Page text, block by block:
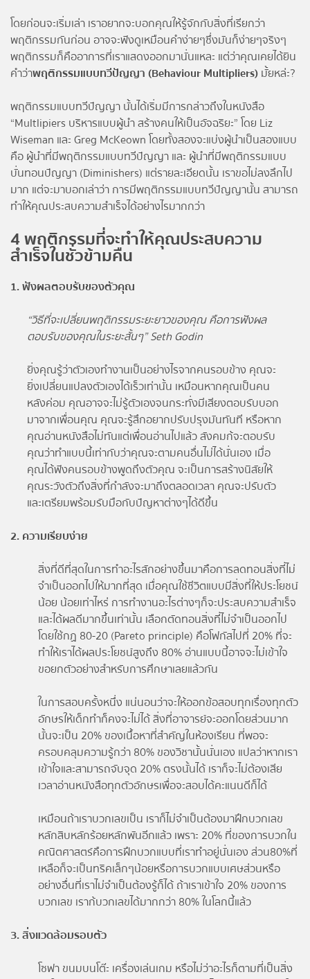
โดยก่อนจะเริ่มเล่า เราอยากจะบอกคุณให้รู้จักกับสิ่งที่เรียกว่า
พฤติกรรมกันก่อน อาจจะฟังดูเหมือนคำง่ายๆซึ่งมันก็ง่ายๆจริงๆ
พฤติกรรมก็คืออาการที่เราแสดงออกมานั่นแหละ แต่ว่าคุณเคยได้ยิน
คำว่าพฤติกรรมแบบทวีปัญญา (Behaviour Multipliers)มั้ยหล่ะ?
พฤติกรรมแบบทวีปัญญา นั้นได้เริ่มมีการกล่าวถึงในหนังสือ
“Multlipiers บริหารแบบผู้นำ สร้างคนให้เป็นอัจฉริยะ” โดย Liz
Wiseman และ Greg McKeown โดยทั้งสองจะแบ่งผู้นำเป็นสองแบบ
คือ ผู้นำที่มีพฤติกรรมแบบทวีปัญญา และ ผู้นำที่มีพฤติกรรมแบบ
บั่นทอนปัญญา (Diminishers) แต่รายละเอียดนั้น เราขอไม่ลงลึกไป
มาก แต่จะมาบอกเล่าว่า การมีพฤติกรรมแบบทวีปัญญานั้น สามารถ
ทำให้คุณประสบความสำเร็จได้อย่างไรมากกว่า
4 พฤติกรรมที่จะทำให้คุณประสบความ
สำเร็จในชั่วข้ามคืน
1. ฟังผลตอบรับของตัวคุณ
“วิธีที่จะเปลี่ยนพฤติกรรมระยะยาวของคุณ คือการฟังผล
ตอบรับของคุณในระยะสั้นๆ” Seth Godin
ยิ่งคุณรู้ว่าตัวเองทำงานเป็นอย่างไรจากคนรอบข้าง คุณจะ
ยิ่งเปลี่ยนแปลงตัวเองได้เร็วเท่านั้น เหมือนหากคุณเป็นคน
หลังค่อม คุณอาจจะไม่รู้ตัวเองจนกระทั่งมีเสียงตอบรับบอก
มาจากเพื่อนคุณ คุณจะรู้สึกอยากปรับปรุงมันทันที หรือหาก
คุณอ่านหนังสือไม่ทันแต่เพื่อนอ่านไปแล้ว สังคมก้จะตอบรับ
คุณว่าทำแบบนี้เท่ากับว่าคุณจะตามคนอื่นไม่ได้นั่นเอง เมื่อ
คุณได้ฟังคนรอบข้างพูดถึงตัวคุณ จะเป็นการสร้างนิสัยให้
คุณระวังตัวถึงสิ่งที่กำลังจะมาถึงตลอดเวลา คุณจะปรับตัว
และเตรียมพร้อมรับมือกับปัญหาต่างๆได้ดีขึ้น
2. ความเรียบง่าย
สิ่งที่ดีที่สุดในการทำอะไรสักอย่างขึ้นมาคือการลดทอนสิ่งที่ไม่
จำเป็นออกไปให้มากที่สุด เมื่อคุณใช้ชีวิตแบบมีสิ่งที่ให้ประโยชน์
น้อย น้อยเท่าไหร่ การทำงานอะไรต่างๆก็จะประสบความสำเร็จ
และได้ผลดีมากขึ้นเท่านั้น เลือกตัดทอนสิ่งที่ไม่จำเป็นออกไป
โดยใช้กฏ 80-20 (Pareto principle) คือโฟกัสไปที่ 20% ที่จะ
ทำให้เราได้ผลประโยชน์สูงถึง 80% อ่านแบบนี้อาจจะไม่เข้าใจ
ขอยกตัวอย่างสำหรับการศึกษาเลยแล้วกัน
ในการสอบครั้งหนึ่ง แน่นอนว่าจะให้ออกข้อสอบทุกเรื่องทุกตัว
อักษรให้เด็กทำก็คงจะไม่ได้ สิ่งที่อาจารย์จะออกโดยส่วนมาก
นั้นจะเป็น 20% ของเนื้อหาที่สำคัญในห้องเรียน ที่พอจะ
ครอบคลุมความรู้กว่า 80% ของวิชานั้นนั่นเอง แปลว่าหากเรา
เข้าใจและสามารถจับจุด 20% ตรงนั้นได้ เราก็จะไม่ต้องเสีย
เวลาอ่านหนังสือทุกตัวอักษรเพื่อจะสอบได้คะแนนดีก็ได้
เหมือนถ้าเราบวกเลขเป็น เราก็ไม่จำเป็นต้องมาฝึกบวกเลข
หลักสิบหลักร้อยหลักพันอีกแล้ว เพราะ 20% ที่ของการบวกใน
คณิตศาสตร์คือการฝึกบวกแบบที่เราทำอยู่นั่นเอง ส่วน80%ที่
เหลือก็จะเป็นทริคเล็กๆน้อยหรือการบวกแบบเศษส่วนหรือ
อย่างอื่นที่เราไม่จำเป็นต้องรู้ก็ได้ ถ้าเราเข้าใจ 20% ของการ
บวกเลข เราก้บวกเลขได้มากกว่า 80% ในโลกนี้แล้ว
3. สิ่งแวดล้อมรอบตัว
โซฟา ขนมบนโต๊ะ เครื่องเล่นเกม หรือไม่ว่าอะไรก็ตามที่เป็นสิ่ง